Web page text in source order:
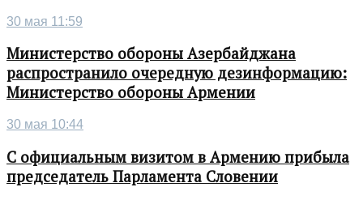
30 мая 11:59
Министерство обороны Азербайджана
распространило очередную дезинформацию:
Министерство обороны Армении
30 мая 10:44
С официальным визитом в Армению прибыла
председатель Парламента Словении